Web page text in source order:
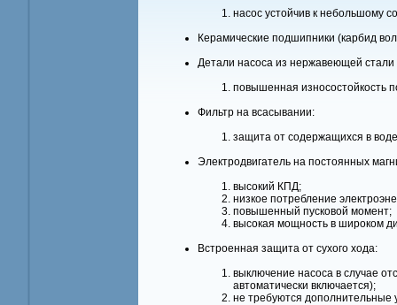
насос устойчив к небольшому
Керамические подшипники (карбид
Детали насоса из нержавеющей
повышенная износостойкость
Фильтр на всасывании:
защита от содержащихся в
Электродвигатель на постоянных
высокий КПД;
низкое потребление
повышенный пусковой момент;
высокая мощность в широком
Встроенная защита от сухого хода:
выключение насоса в случае
автоматически включается);
не требуются дополнительные